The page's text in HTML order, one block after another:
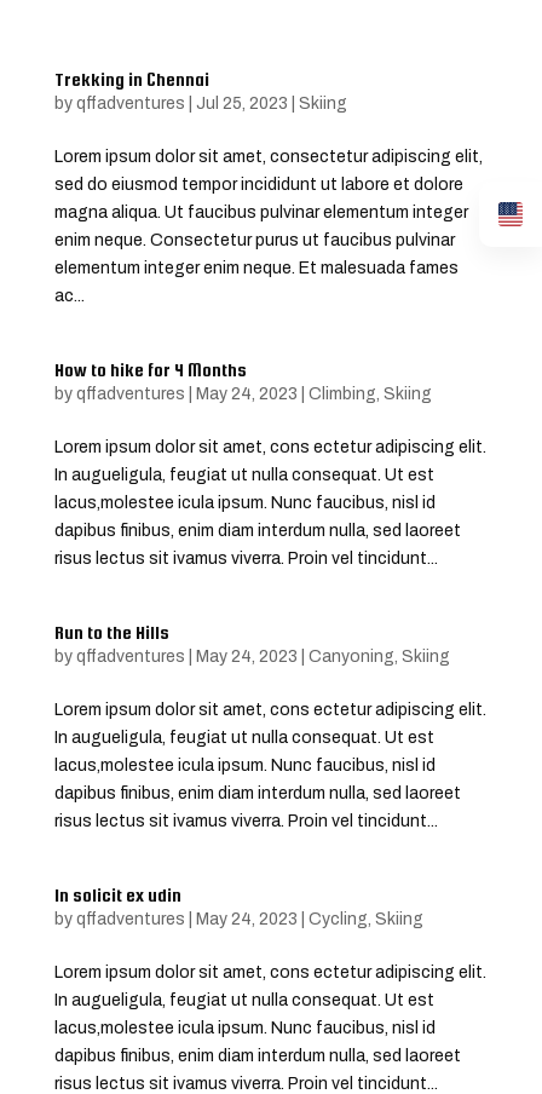
Trekking in Chennai
by qffadventures Jul 25, 2023 Skiing
Lorem ipsum dolor sit amet, consectetur adipiscing elit,
sed do eiusmod tempor incididunt ut labore et dolore
magna aliqua. Ut faucibus pulvinar elementum integer
enim neque. Consectetur purus ut faucibus pulvinar
elementum integer enim neque. Et malesuada fames
ac...
How to hike for 4 Months
by qffadventures May 24, 2023 Climbing, Skiing
Lorem ipsum dolor sit amet, cons ectetur adipiscing elit.
In augueligula, feugiat ut nulla consequat. Ut est
lacus,molestee icula ipsum. Nunc faucibus, nisl id
dapibus finibus, enim diam interdum nulla, sed laoreet
risus lectus sit ivamus viverra. Proin vel tincidunt...
Run to the Hills
by qffadventures May 24, 2023 Canyoning, Skiing
Lorem ipsum dolor sit amet, cons ectetur adipiscing elit.
In augueligula, feugiat ut nulla consequat. Ut est
lacus,molestee icula ipsum. Nunc faucibus, nisl id
dapibus finibus, enim diam interdum nulla, sed laoreet
risus lectus sit ivamus viverra. Proin vel tincidunt...
In solicit ex udin
by qffadventures May 24, 2023 Cycling, Skiing
Lorem ipsum dolor sit amet, cons ectetur adipiscing elit.
In augueligula, feugiat ut nulla consequat. Ut est
lacus,molestee icula ipsum. Nunc faucibus, nisl id
dapibus finibus, enim diam interdum nulla, sed laoreet
risus lectus sit ivamus viverra. Proin vel tincidunt...